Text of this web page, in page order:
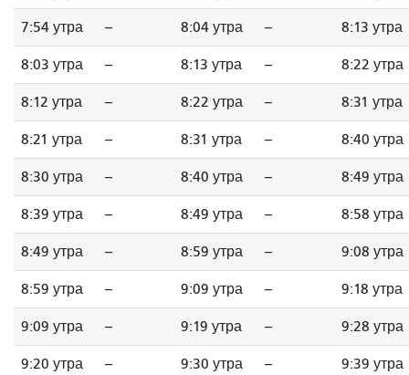
7:54 утра -- 8:04 утра -- 8:13 утра
8:03 утра -- 8:13 утра -- 8:22 утра
8:12 утра -- 8:22 утра -- 8:31 утра
8:21 утра -- 8:31 утра -- 8:40 утра
8:30 утра -- 8:40 утра -- 8:49 утра
8:39 утра -- 8:49 утра -- 8:58 утра
8:49 утра -- 8:59 утра -- 9:08 утра
8:59 утра -- 9:09 утра -- 9:18 утра
9:09 утра -- 9:19 утра -- 9:28 утра
9:20 утра -- 9:30 утра -- 9:39 утра